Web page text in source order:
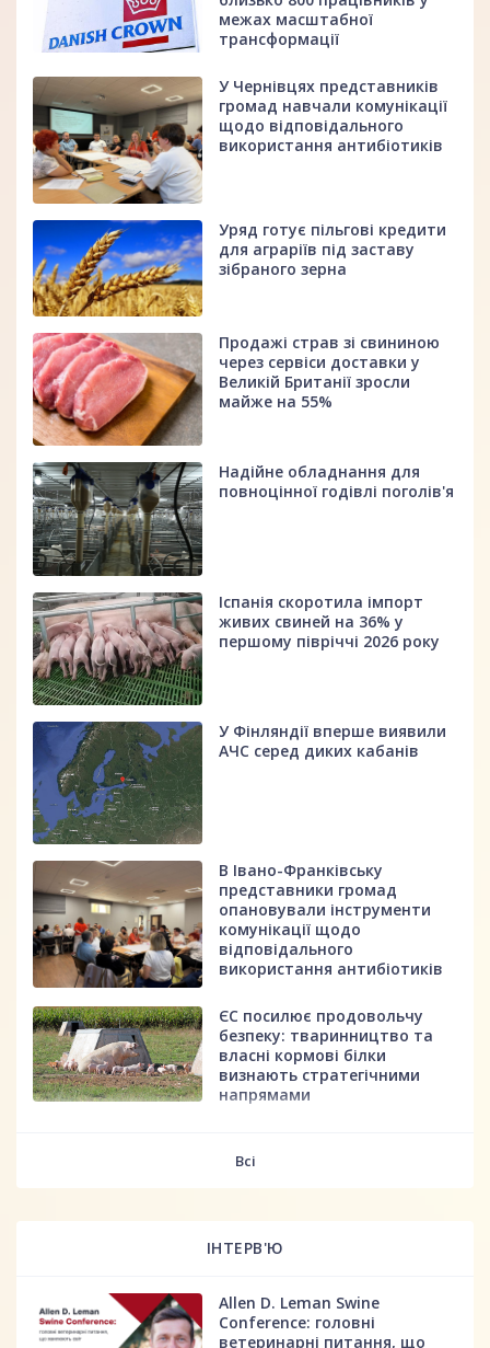
межах масштабної
трансформації
У Чернівцях представників
громад навчали комунікації
щодо відповідального
використання антибіотиків
Уряд готує пільгові кредити
для аграріїв під заставу
зібраного зерна
Продажі страв зі свининою
через сервіси доставки у
Великій Британії зросли
майже на 55%
Надійне обладнання для
повноцінної годівлі поголів'я
Іспанія скоротила імпорт
живих свиней на 36% у
першому півріччі 2026 року
У Фінляндії вперше виявили
АЧС серед диких кабанів
В Івано-Франківську
представники громад
опановували інструменти
комунікації щодо
відповідального
використання антибіотиків
ЄС посилює продовольчу
безпеку: тваринництво та
власні кормові білки
визнають стратегічними
напрямами
Всі
ІНТЕРВ'Ю
Allen D. Leman Swine
Conference: головні
ветеринарні питання, що